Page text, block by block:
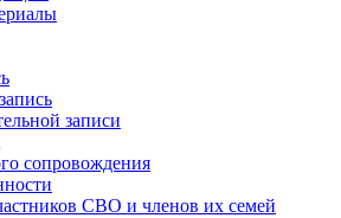
записи
сопровождения
СВО и членов их семей